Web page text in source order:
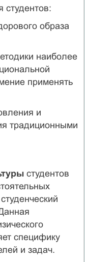
студентов:
образа
наиболее
применять
и
традиционными
студентов
специфику
и задач.